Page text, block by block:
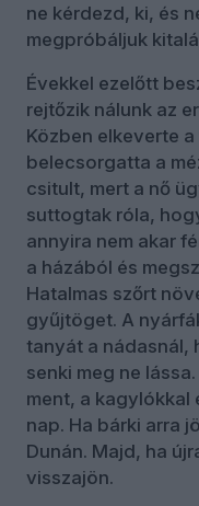
ne kérdezd, ki, és
megpróbáljuk
Évekkel ezelőtt
rejtőzik nálunk az
Közben elkeverte
belecsorgatta a
csitult, mert a nő
suttogtak róla,
annyira nem akar
a házából és
Hatalmas szőrt
gyűjtöget. A
tanyát a nádasnál,
senki meg ne
ment, a kagylókkal
nap. Ha bárki arra
Dunán. Majd, ha
visszajön.